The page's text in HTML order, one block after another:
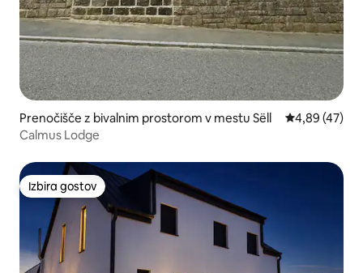
Prenočišče z bivalnim prostorom v mestu Sëll Povprečna
4,89 (47)
Calmus Lodge
Izbira gostov
Izbira gostov